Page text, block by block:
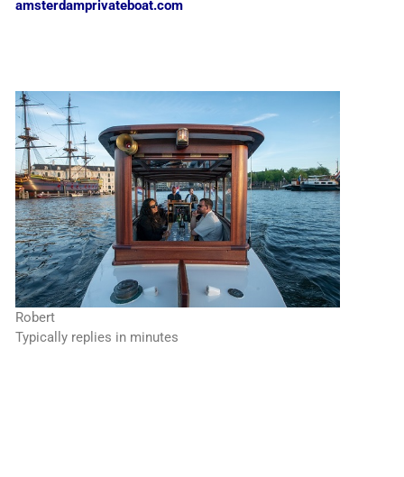
amsterdamprivateboat.com
Robert
Typically replies in minutes